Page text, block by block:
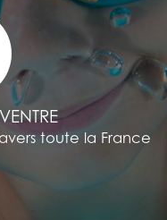
toute la France